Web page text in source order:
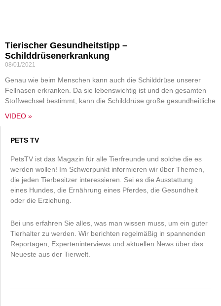
Tierischer Gesundheitstipp –
Schilddrüsenerkrankung
08/01/2021
Genau wie beim Menschen kann auch die Schilddrüse unserer
Fellnasen erkranken. Da sie lebenswichtig ist und den gesamten
Stoffwechsel bestimmt, kann die Schilddrüse große gesundheitliche
VIDEO »
PETS TV
PetsTV ist das Magazin für alle Tierfreunde und solche die es
werden wollen! Im Schwerpunkt informieren wir über Themen,
die jeden Tierbesitzer interessieren. Sei es die Ausstattung
eines Hundes, die Ernährung eines Pferdes, die Gesundheit
oder die Erziehung.
Bei uns erfahren Sie alles, was man wissen muss, um ein guter
Tierhalter zu werden. Wir berichten regelmäßig in spannenden
Reportagen, Experteninterviews und aktuellen News über das
Neueste aus der Tierwelt.